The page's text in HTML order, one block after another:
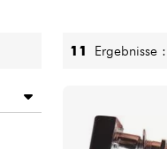
11 Ergebnisse :